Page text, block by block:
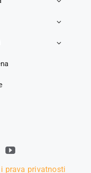
prava privatnosti